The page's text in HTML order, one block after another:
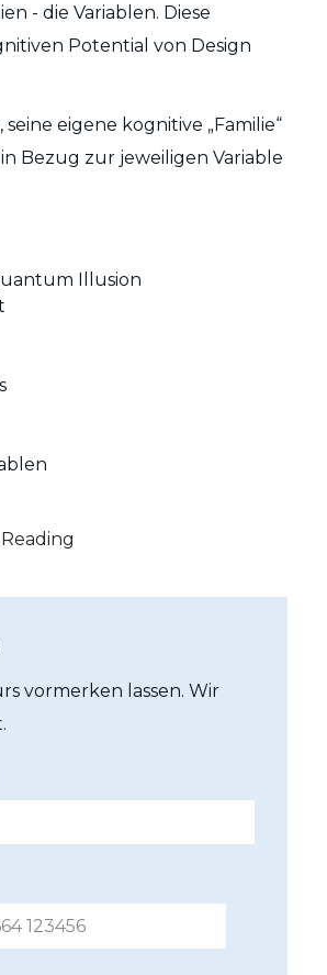
- die Variablen. Diese
Potential von Design
eigene kognitive „Familie“
Bezug zur jeweiligen Variable
Illusion
vormerken lassen. Wir